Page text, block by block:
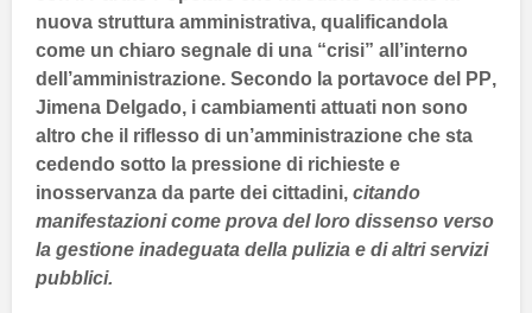
nuova struttura amministrativa, qualificandola
come un chiaro segnale di una “crisi” all’interno
dell’amministrazione. Secondo la portavoce del
PP,
Jimena Delgado, i cambiamenti attuati non sono
altro che il riflesso di un’amministrazione che sta
cedendo sotto la pressione di richieste e
inosservanza da parte dei cittadini, citando
manifestazioni come prova del loro dissenso verso
la gestione inadeguata della pulizia e di altri servizi
pubblici.